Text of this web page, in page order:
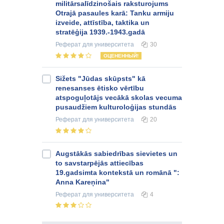
militārsalīdzinošais raksturojums
Otrajā pasaules karā: Tanku armiju
izveide, attīstība, taktika un
stratēģija 1939.-1943.gadā
Реферат для университета 30
ОЦЕНЕННЫЙ!
Sižets "Jūdas skūpsts" kā
renesanses ētisko vērtību
atspoguļotājs vecākā skolas vecuma
pusaudžiem kulturoloģijas stundās
Реферат для университета 20
Augstākās sabiedrības sievietes un
to savstarpējās attiecības
19.gadsimta kontekstā un romānā ":
Anna Kareņina"
Реферат для университета 4